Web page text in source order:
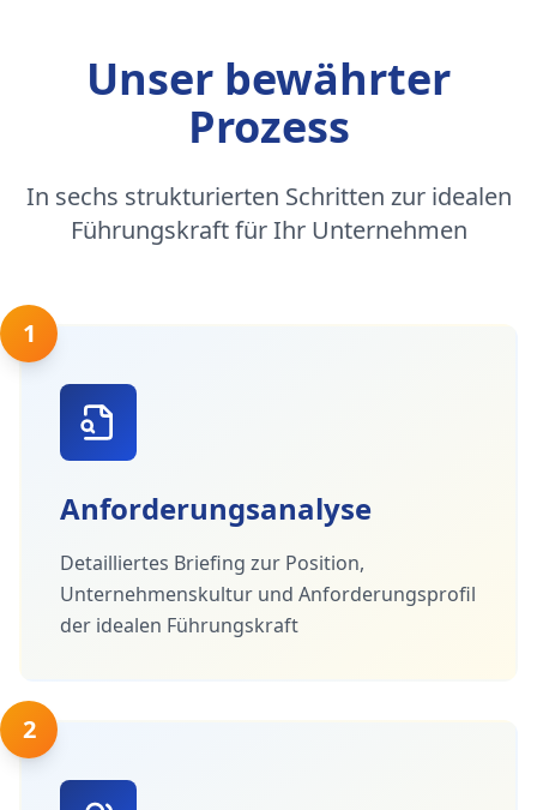
Unser bewährter
Prozess
In sechs strukturierten Schritten zur idealen
Führungskraft für Ihr Unternehmen
1
Anforderungsanalyse
Detailliertes Briefing zur Position,
Unternehmenskultur und Anforderungsprofil
der idealen Führungskraft
2